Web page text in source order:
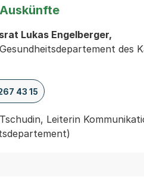
Lukas Engelberger,
des
43 15